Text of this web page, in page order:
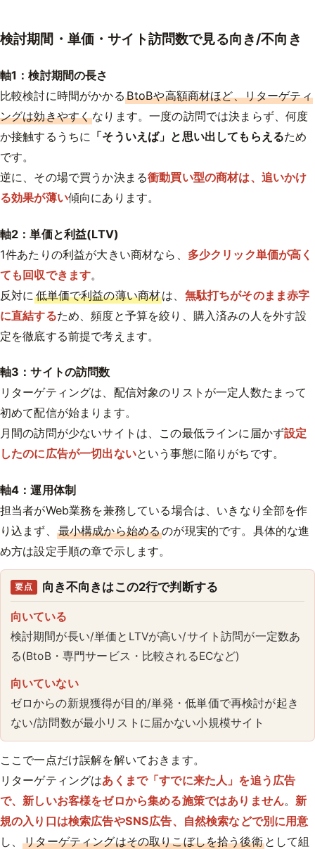
検討期間・単価・サイト訪問数で見る向き/不向き
軸1：検討期間の長さ
比較検討に時間がかかるBtoBや高額商材ほど、リターゲティ
ングは効きやすくなります。一度の訪問では決まらず、何度
か接触するうちに 「そういえば」と思い出してもらえるため
です。
逆に、その場で買うか決まる衝動買い型の商材は、追いかけ
る効果が薄い傾向にあります。
軸2：単価と利益(LTV)
1件あたりの利益が大きい商材なら、 多少クリック単価が高く
ても回収できます。
反対に 低単価で利益の薄い商材は、 無駄打ちがそのまま赤字
に直結するため、頻度と予算を絞り、購入済みの人を外す設
定を徹底する前提で考えます。
軸3：サイトの訪問数
リターゲティングは、配信対象のリストが一定人数たまって
初めて配信が始まります。
月間の訪問が少ないサイトは、この最低ラインに届かず設定
したのに広告が一切出ないという事態に陥りがちです。
軸4：運用体制
担当者がWeb業務を兼務している場合は、いきなり全部を作
り込まず、 最小構成から始めるのが現実的です。具体的な進
め方は設定手順の章で示します。
要点 向き不向きはこの2行で判断する
向いている
検討期間が長い/単価とLTVが高い/サイト訪問が一定数あ
る(BtoB・専門サービス・比較されるECなど)
向いていない
ゼロからの新規獲得が目的/単発・低単価で再検討が起き
ない/訪問数が最小リストに届かない小規模サイト
ここで一点だけ誤解を解いておきます。
リターゲティングはあくまで「すでに来た人」を追う広告
で、新しいお客様をゼロから集める施策ではありません。 新
規の入り口は検索広告やSNS広告、自然検索などで別に用意
し、リターゲティングはその取りこぼしを拾う後衛として組